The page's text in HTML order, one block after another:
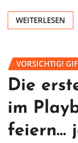
WEITERLESEN
VORSICHTIG!
Die
im
feiern…